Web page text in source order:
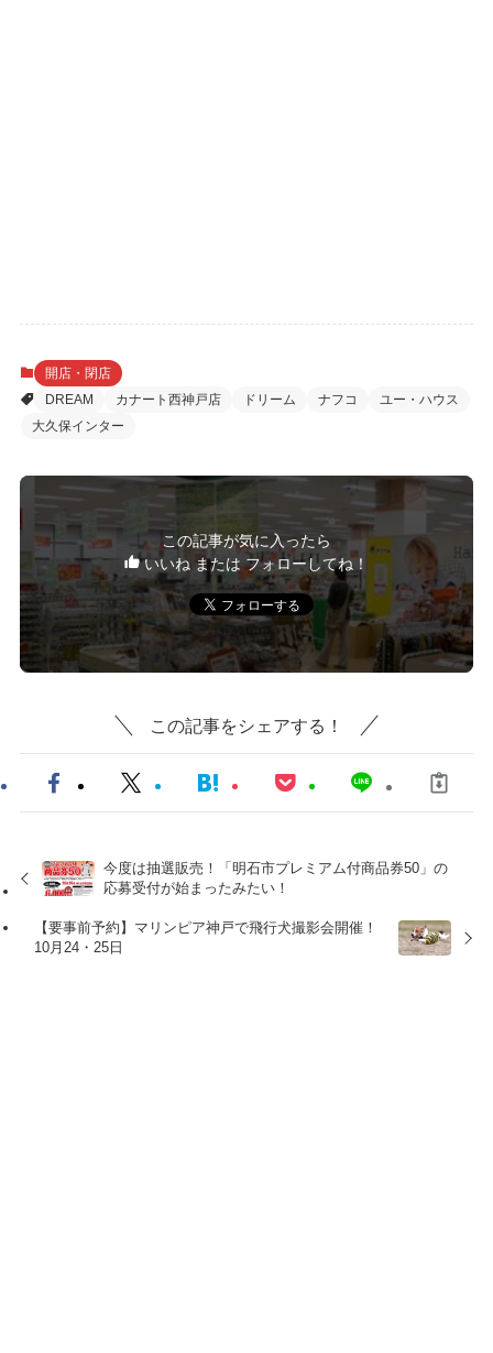
開店・閉店
DREAM
カナート西神戸店 ドリーム ナフコ
ユー・ハウス
大久保インター
この記事が気に入ったら
いいね または フォローしてね！
この記事をシェアする！
今度は抽選販売！「明石市プレミアム付商品券50」の
応募受付が始まったみたい！
【要事前予約】マリンピア神戸で飛行犬撮影会開催！
10月24・25日